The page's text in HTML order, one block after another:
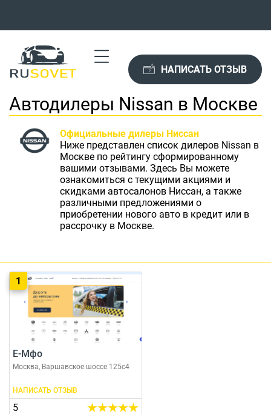
НАПИСАТЬ ОТЗЫВ
Автодилеры Nissan в Москве
Официальные дилеры Ниссан
Ниже представлен список дилеров Nissan в
Москве по рейтингу сформированному
вашими отзывами. Здесь Вы можете
ознакомиться с текущими акциями и
скидками автосалонов Ниссан, а также
различными предложениями о
приобретении нового авто в кредит или в
рассрочку в Москве.
1
Е-Мфо
Москва, Варшавское шоссе 125с4
НАПИСАТЬ ОТЗЫВ
5